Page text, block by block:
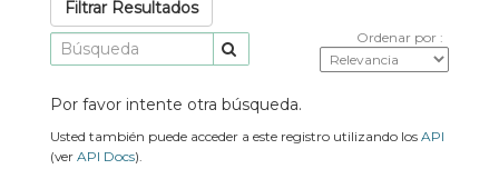
Filtrar Resultados
Ordenar por
Por favor intente otra búsqueda.
Usted también puede acceder a este registro utilizando los API
(ver API Docs).